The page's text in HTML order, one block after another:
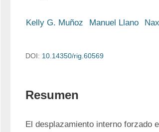
Kelly G. Muñoz Manuel Llano
DOI: 10.14350/rig.60569
Resumen
El desplazamiento interno forzado